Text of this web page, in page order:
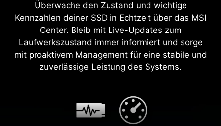
Überwache den Zustand und wichtige
Kennzahlen deiner SSD in Echtzeit über das MSI
Center. Bleib mit Live-Updates zum
Laufwerkszustand immer informiert und sorge
mit proaktivem Management für eine stabile und
zuverlässige Leistung des Systems.